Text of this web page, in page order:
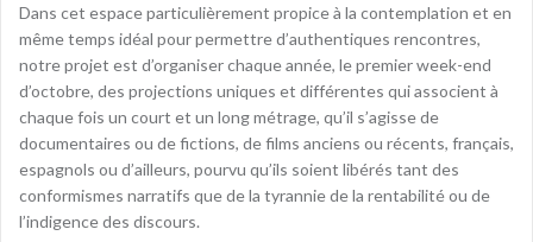
Dans cet espace particulièrement propice à la contemplation et en
même temps idéal pour permettre d’authentiques rencontres,
notre projet est d’organiser chaque année, le premier week-end
d’octobre, des projections uniques et différentes qui associent à
chaque fois un court et un long métrage, qu’il s’agisse de
documentaires ou de fictions, de films anciens ou récents, français,
espagnols ou d’ailleurs, pourvu qu’ils soient libérés tant des
conformismes narratifs que de la tyrannie de la rentabilité ou de
l’indigence des discours.